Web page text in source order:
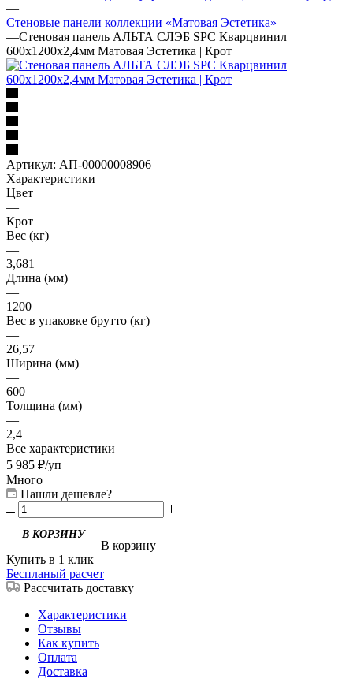
—
Стеновые панели коллекции «Матовая Эстетика»
—Стеновая панель АЛЬТА СЛЭБ SPC Кварцвинил
600х1200х2,4мм Матовая Эстетика | Крот
Артикул: АП-00000008906
Характеристики
Цвет
—
Крот
Вес (кг)
—
3,681
Длина (мм)
—
1200
Вес в упаковке брутто (кг)
—
26,57
Ширина (мм)
—
600
Толщина (мм)
—
2,4
Все характеристики
5 985 ₽/уп
Много
Нашли дешевле?
В корзину
Купить в 1 клик
Беспланый расчет
Рассчитать доставку
Характеристики
Отзывы
Как купить
Оплата
Доставка